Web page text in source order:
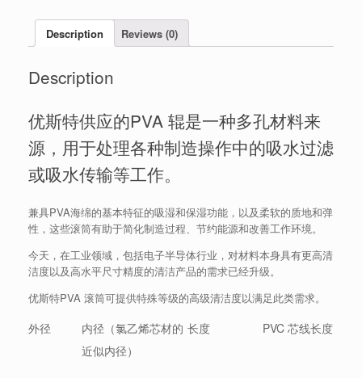
Description Reviews (0)
Description
优斯特供应的PVA 辊是一种多孔材料来
源，用于处理各种制造操作中的吸水过滤
或吸水传输等工作。
兼具PVA海绵的基本特征的吸湿和保湿功能，以及柔软的质地和弹
性，这些滚筒有助于简化制造过程、节约能源和改善工作环境。
今天，在工业领域，包括电子半导体行业，对材料本身具有更高清
洁度以及高水平尺寸精度的清洁产品的需求已经升级。
优斯特PVA 滚筒可提供特殊等级的高级清洁度以满足此类需求。
外径
内径（氯乙烯芯材的
近似内径）
长度 PVC 芯线长度